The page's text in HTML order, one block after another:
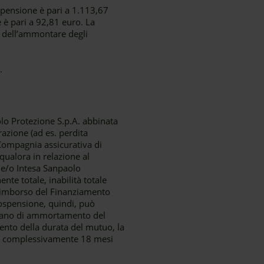
è pari a 1.113,67
pari a 92,81 euro. La
degli
Protezione S.p.A. abbinata
(ad es. perdita
assicurativa di
in relazione al
o Intesa Sanpaolo
totale, inabilità totale
del Finanziamento
quindi, può
di ammortamento del
della durata del mutuo, la
18 mesi